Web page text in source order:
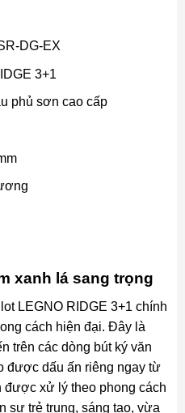
DG-EX
3+1
phủ sơn cao cấp
xanh lá sang trọng
LEGNO RIDGE 3+1 chính
cách hiện đại. Đây là
trên các dòng bút ký văn
được dấu ấn riêng ngay từ
được xử lý theo phong cách
sự trẻ trung, sáng tạo, vừa